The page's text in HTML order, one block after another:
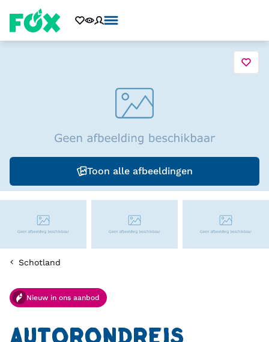
Toon alle afbeeldingen
Schotland
Nieuw in ons aanbod